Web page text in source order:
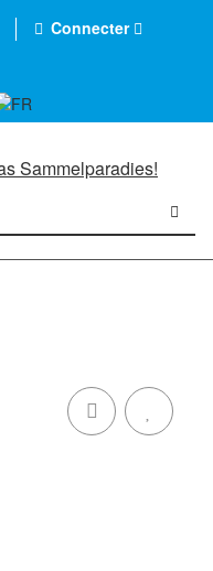
Connecter